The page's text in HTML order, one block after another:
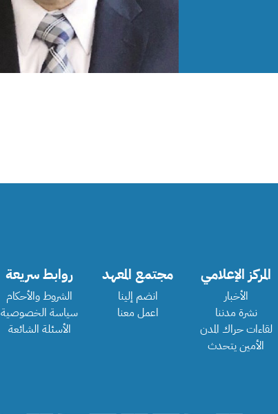
المركز الإعلامي
الأخبار
نشرة مدننا
لقاءات حراك المدن
الأمين يتحدث
مجتمع المعهد
انضم إلينا
اعمل معنا
روابط سريعة
الشروط والأحكام
سياسة الخصوصية
الأسئلة الشائعة